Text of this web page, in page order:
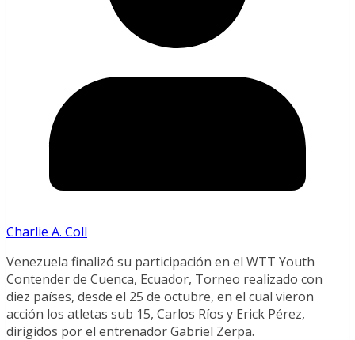
Charlie A. Coll
Venezuela finalizó su participación en el WTT Youth
Contender de Cuenca, Ecuador, Torneo realizado con
diez países, desde el 25 de octubre, en el cual vieron
acción los atletas sub 15, Carlos Ríos y Erick Pérez,
dirigidos por el entrenador Gabriel Zerpa.